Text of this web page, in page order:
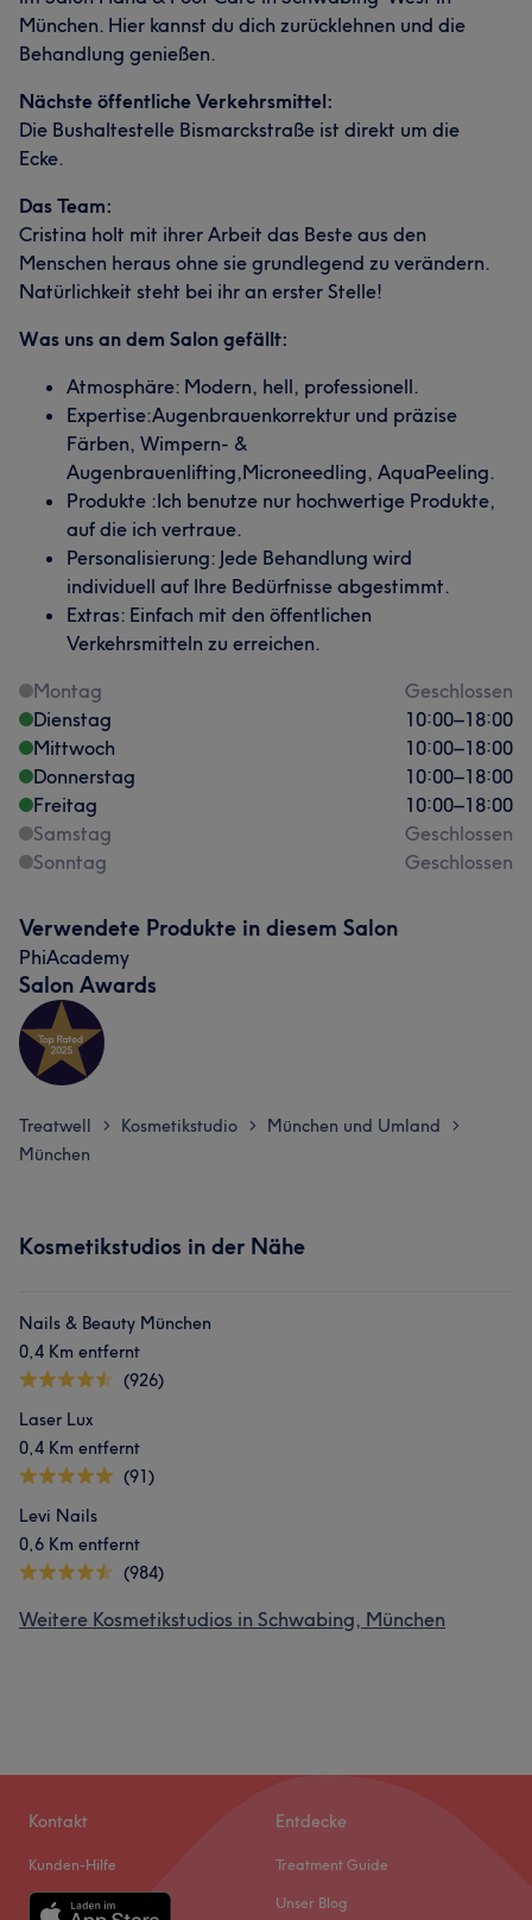
München. Hier kannst du dich zurücklehnen und die
Behandlung genießen.
Nächste öffentliche Verkehrsmittel:
Die Bushaltestelle Bismarckstraße ist direkt um die
Ecke.
Das Team:
Cristina holt mit ihrer Arbeit das Beste aus den
Menschen heraus ohne sie grundlegend zu verändern.
Natürlichkeit steht bei ihr an erster Stelle!
Was uns an dem Salon gefällt:
Atmosphäre: Modern, hell, professionell.
Expertise:Augenbrauenkorrektur und präzise
Färben, Wimpern- &
Augenbrauenlifting,Microneedling, AquaPeeling.
Produkte :Ich benutze nur hochwertige Produkte,
auf die ich vertraue.
Personalisierung: Jede Behandlung wird
individuell auf Ihre Bedürfnisse abgestimmt.
Extras: Einfach mit den öffentlichen
Verkehrsmitteln zu erreichen.
Montag
Geschlossen
Dienstag
10:00–18:00
Mittwoch
10:00–18:00
Donnerstag
10:00–18:00
Freitag
10:00–18:00
Samstag
Geschlossen
Sonntag
Geschlossen
Verwendete Produkte in diesem Salon
PhiAcademy
Salon Awards
Treatwell > Kosmetikstudio > München und Umland >
München
Kosmetikstudios in der Nähe
Nails & Beauty München
0,4 Km entfernt
(926)
Laser Lux
0,4 Km entfernt
(91)
Levi Nails
0,6 Km entfernt
(984)
Weitere Kosmetikstudios in Schwabing, München
Kontakt
Kunden-Hilfe
Entdecke
Treatment Guide
Unser Blog